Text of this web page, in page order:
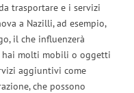
trasportare e i servizi
a Nazilli, ad esempio,
il che influenzerà
hai molti mobili o oggetti
aggiuntivi come
che possono